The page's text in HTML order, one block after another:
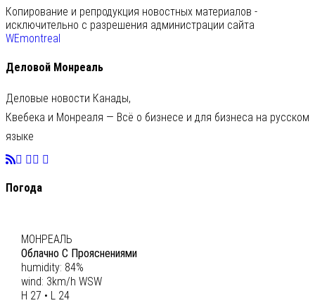
Копирование и репродукция новостных материалов -
исключительно с разрешения администрации сайта
WEmontreal
Деловой Монреаль
Деловые новости Канады,
Квебека и Монреаля — Всё о бизнесе и для бизнеса на русском
языке
Погода
МОНРЕАЛЬ
Облачно С Прояснениями
humidity: 84%
wind: 3km/h WSW
H 27 • L 24